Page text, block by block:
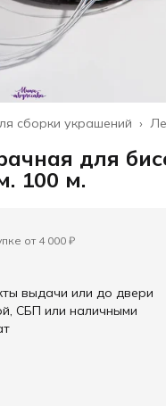
сборки украшений ›
для
100 м.
от 4 000 ₽
выдачи или до двери
СБП или наличными